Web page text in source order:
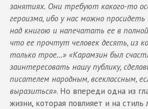
занятиях. Они требуют какого-то
героизма, ибо у нас можно просидеть
над книгою и напечатать ее в
что ее прочтут человек десять, из
только трое…» «Карамзин был
заинтересовать нашу публику,
писателем народным, всеклассным,
выразиться». Но впереди одна из
жизни, которая повлияет и на стиль